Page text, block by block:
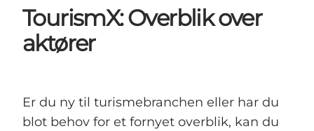
Turismeviden
Om Wonderful Copenhagen
TourismX: Overblik over
aktører
Er du ny til turismebranchen eller har du
blot behov for et fornyet overblik, kan du